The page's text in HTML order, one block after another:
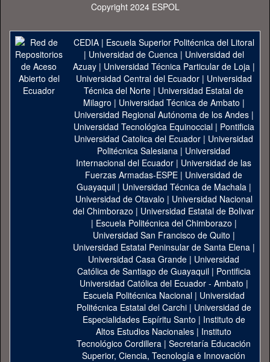
Copyright 2024 ESPOL
CEDIA| Escuela Superior Politécnica del Litoral
| Universidad de Cuenca| Universidad del
Azuay| Universidad Técnica Particular de Loja|
Universidad Central del Ecuador| Universidad
Técnica del Norte | Universidad Estatal de
Milagro | Universidad Técnica de Ambato |
Universidad Regional Autónoma de los Andes|
Universidad Tecnológica Equinoccial| Pontificia
Universidad Catolica del Ecuador | Universidad
Politécnica Salesiana | Universidad
Internacional del Ecuador | Universidad de las
Fuerzas Armadas-ESPE | Universidad de
Guayaquil| Universidad Técnica de Machala|
Universidad de Otavalo | Universidad Nacional
del Chimborazo | Universidad Estatal de Bolivar
| Escuela Politécnica del Chimborazo |
Universidad San Francisco de Quito |
Universidad Estatal Peninsular de Santa Elena|
Universidad Casa Grande | Universidad
Católica de Santiago de Guayaquil| Pontificia
Universidad Católica del Ecuador - Ambato |
Escuela Politécnica Nacional| Universidad
Politécnica Estatal del Carchi| Universidad de
Especialidades Espíritu Santo | Instituto de
Altos Estudios Nacionales | Instituto
Tecnológico Cordillera | Secretaría Educación
Superior, Ciencia, Tecnología e Innovación